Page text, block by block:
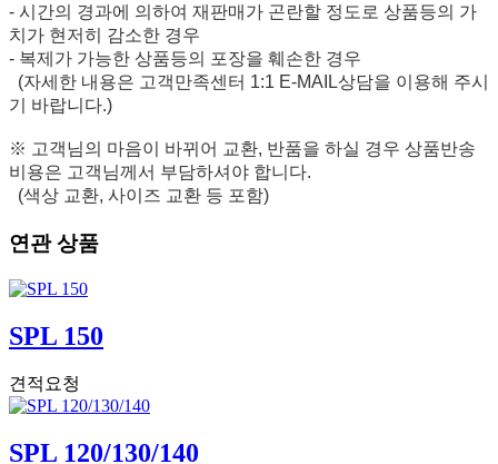
- 시간의 경과에 의하여 재판매가 곤란할 정도로 상품등의 가
치가 현저히 감소한 경우
- 복제가 가능한 상품등의 포장을 훼손한 경우
(자세한 내용은 고객만족센터 1:1 E-MAIL상담을 이용해 주시
기 바랍니다.)
※ 고객님의 마음이 바뀌어 교환, 반품을 하실 경우 상품반송
비용은 고객님께서 부담하셔야 합니다.
(색상 교환, 사이즈 교환 등 포함)
연관 상품
SPL 150
견적요청
SPL 120/130/140